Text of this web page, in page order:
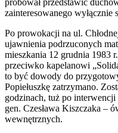
zainteresowanego wyłącznie
Po prowokacji na ul.
ujawnienia podrzuconych
mieszkania 12 grudnia 1983
przeciwko kapelanowi
to być dowody do
Popiełuszkę zatrzymano.
godzinach, tuż po
gen. Czesława Kiszczaka –
wewnętrznych.